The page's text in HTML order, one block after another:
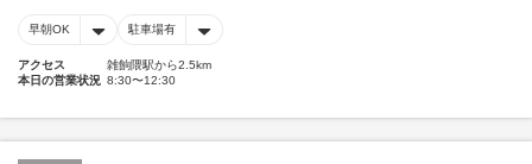
早朝OK 駐車場有
アクセス
雑餉隈駅から2.5km
本日の営業状況 8:30〜12:30